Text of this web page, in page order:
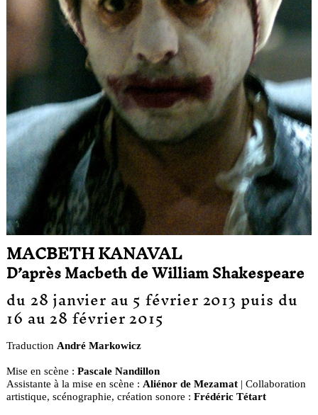
MACBETH KANAVAL
D’après Macbeth de William Shakespeare
du 28 janvier au 5 février 2013 puis du
16 au 28 février 2015
Traduction André Markowicz
Mise en scène : Pascale Nandillon
Assistante à la mise en scène : Aliénor de Mezamat| Collaboration
artistique, scénographie, création sonore : Frédéric Tétart